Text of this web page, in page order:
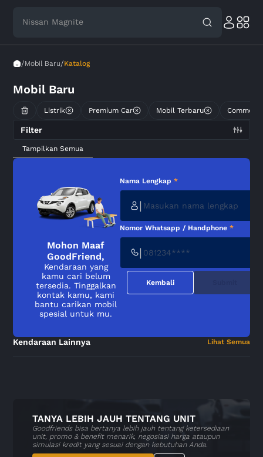
Nissan Magnite
Toyota Avanza
/Mobil Baru/Katalog
Mobil Baru
Listrik Premium Car Mobil Terbaru
Filter
Tampilkan Semua
Mohon Maaf
GoodFriend,
Kendaraan yang
kamu cari belum
tersedia. Tinggalkan
kontak kamu, kami
bantu carikan mobil
spesial untuk mu.
Nama Lengkap*
|
Nomor Whatsapp / Handphone*
|
Kembali
Kendaraan Lainnya Lihat Semua
TANYA LEBIH JAUH TENTANG UNIT
Goodfriends bisa bertanya lebih jauh tentang ketersediaan
unit, promo & benefit menarik, negosiasi harga ataupun
simulasi kredit yang sesuai dengan kebutuhan Anda.